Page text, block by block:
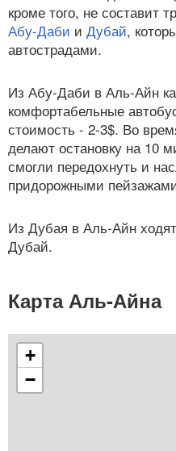
кроме того, не составит
Абу-Даби и Дубай,
автострадами.
Из Абу-Даби в Аль-Айн
комфортабельные
стоимость - 2-3$. Во
делают остановку на 10
смогли передохнуть и
придорожными
Из Дубая в Аль-Айн
Дубай.
Карта Аль-Айна
+
−